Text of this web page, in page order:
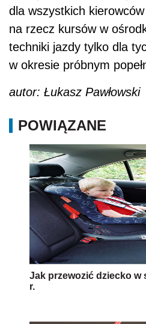
dla wszystkich
na rzecz kursów w
techniki jazdy tylko dla
w okresie próbnym
autor: Łukasz Pawłowski
POWIĄZANE
Jak przewozić dziecko w
r.